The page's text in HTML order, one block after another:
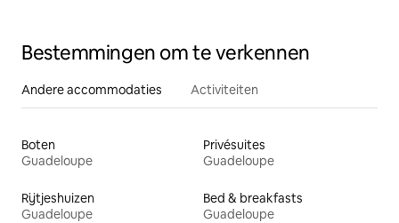
Bestemmingen om te verkennen
Andere accommodaties Activiteiten
Boten
Guadeloupe
Privésuites
Guadeloupe
Rijtjeshuizen
Guadeloupe
Bed & breakfasts
Guadeloupe